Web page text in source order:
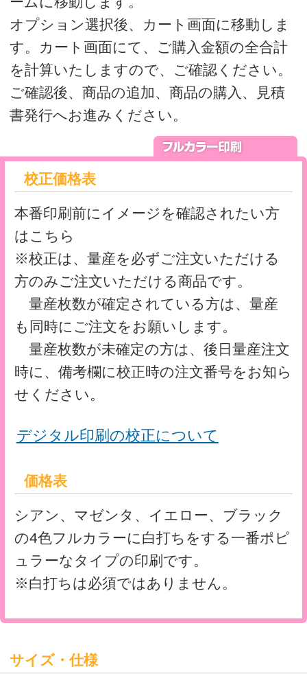
量産枚数が確定されている方は、量産
も同時にご注文をお願いします。
量産枚数が未確定の方は、後日量産注文
時に、備考欄に校正時の注文番号をお知ら
せください。
デジタル印刷の校正について
シアン、マゼンタ、イエロー、ブラック
の4色フルカラーに白打ちをする一番ポピ
ュラーなタイプの印刷です。
※白打ちは必須ではありません。
サイズ・仕様
■サイズ：A4 用（230mm×310mm） ポケ
ット（200mm×130mm）
■素材：PP ナチュラル 0.3mm厚
■印刷：デジタルオフセット印刷
■加工：抜き・溶着
■荷姿：適量梱包
ターやディスプレイとの発色の違いがあり
※サイト上にてご選択いただけない仕様に
クリアファイルテンプレート